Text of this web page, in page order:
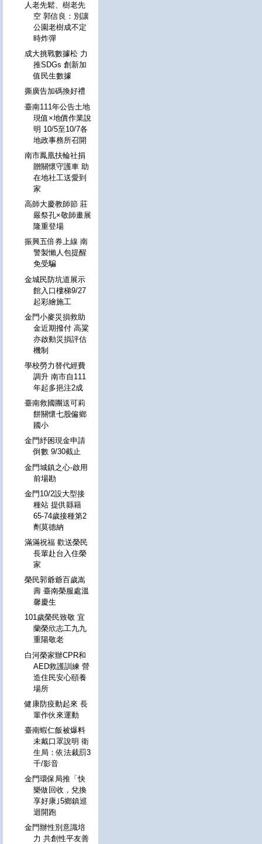
人老先鬆、樹老先
空 郭信良：別讓
公園老樹成不定
時炸彈
成大挑戰數據松 力
推SDGs 創新加
值民生數據
撕廣告加碼換好禮
臺南111年公告土地
現值×地價作業說
明 10/5至10/7各
地政事務所召開
南市鳳凰扶輪社捐
贈關懷守護車 助
在地社工送愛到
家
高師大慶教師節 莊
嚴祭孔×敬師畫展
隆重登場
振興五倍券上線 南
警製懶人包提醒
免受騙
金城民防坑道展示
館入口樓梯9/27
起彩繪施工
金門小麥災損救助
金近期撥付 高粱
亦啟動災損評估
機制
學校勞力替代經費
調升 南市自111
年起多挹注2成
臺南救國團送可莉
餅關懷七股偏鄉
國小
金門紓困現金申請
倒數 9/30截止
金門城鎮之心-啟用
前場勘
金門10/2設大型接
種站 提供縣籍
65-74歲接種第2
劑莫德納
滿滿祝福 歡送榮民
長輩赴台入住榮
家
榮民郭爺爺百歲嵩
壽 臺南榮服處溫
馨慶生
101歲榮民致敬 宜
蘭榮欣志工九九
重陽敬老
白河榮家辦CPR和
AED救護訓練 營
造住民安心頤養
場所
健康防疫動起來 長
輩作伙來運動
臺南蝦仁飯被爆料
未戴口罩說明 衛
生局：依法裁罰3
千/影音
金門環保局推「快
樂做回收，兌換
享好康｣5鄉鎮巡
迴開跑
金門辦性別意識培
力 共創性平友善